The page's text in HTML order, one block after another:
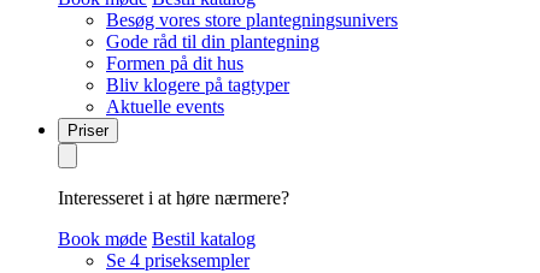
Besøg vores store plantegningsunivers
Gode råd til din plantegning
Formen på dit hus
Bliv klogere på tagtyper
Aktuelle events
Priser
Interesseret i at høre nærmere?
Book møde Bestil katalog
Se 4 priseksempler